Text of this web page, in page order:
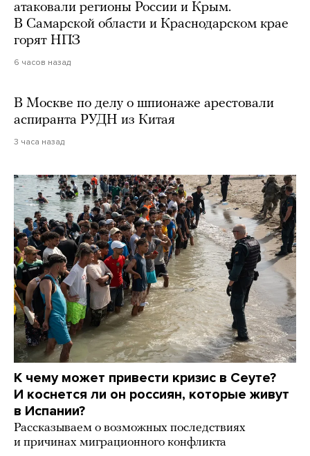
атаковали регионы России и Крым.
В Самарской области и Краснодарском крае
горят НПЗ
6 часов назад
В Москве по делу о шпионаже арестовали
аспиранта РУДН из Китая
3 часа назад
К чему может привести кризис в Сеуте?
И коснется ли он россиян, которые живут
в Испании?
Рассказываем о возможных последствиях
и причинах миграционного конфликта